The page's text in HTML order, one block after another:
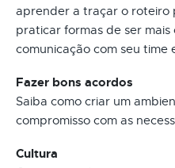
aprender a traçar o roteiro
praticar formas de ser
comunicação com seu time
Fazer bons acordos
Saiba como criar um
compromisso com as
Cultura